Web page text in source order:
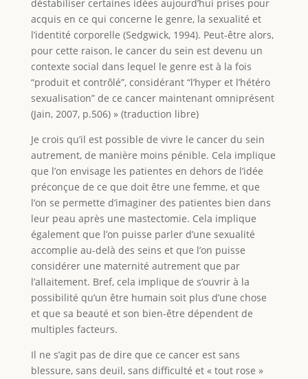
déstabiliser certaines idées aujourd’hui prises pour
acquis en ce qui concerne le genre, la sexualité et
l’identité corporelle (Sedgwick, 1994). Peut-être alors,
pour cette raison, le cancer du sein est devenu un
contexte social dans lequel le genre est à la fois
“produit et contrôlé”, considérant “l’hyper et l’hétéro
sexualisation” de ce cancer maintenant omniprésent
(Jain, 2007, p.506) » (traduction libre)
Je crois qu’il est possible de vivre le cancer du sein
autrement, de manière moins pénible. Cela implique
que l’on envisage les patientes en dehors de l’idée
préconçue de ce que doit être une femme, et que
l’on se permette d’imaginer des patientes bien dans
leur peau après une mastectomie. Cela implique
également que l’on puisse parler d’une sexualité
accomplie au-delà des seins et que l’on puisse
considérer une maternité autrement que par
l’allaitement. Bref, cela implique de s’ouvrir à la
possibilité qu’un être humain soit plus d’une chose
et que sa beauté et son bien-être dépendent de
multiples facteurs.
Il ne s’agit pas de dire que ce cancer est sans
blessure, sans deuil, sans difficulté et « tout rose »